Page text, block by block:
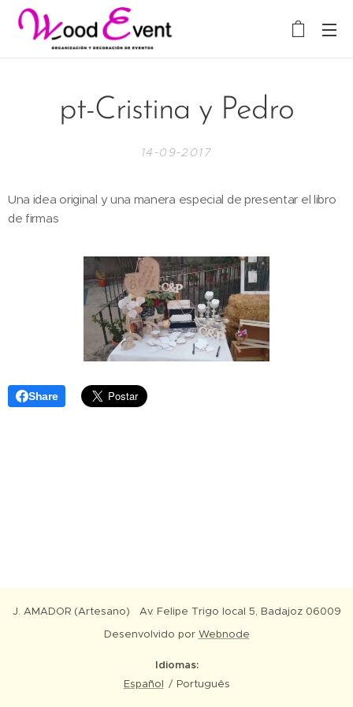
pt-Cristina y Pedro
14-09-2017
Una idea original y una manera especial de presentar el libro
de firmas
Share
J. AMADOR (Artesano) Av. Felipe Trigo local 5, Badajoz 06009
Desenvolvido por Webnode
Idiomas
Español
Português